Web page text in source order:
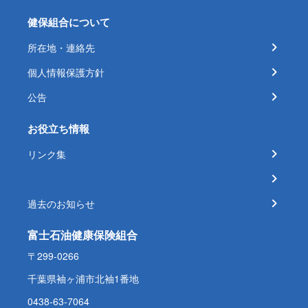
健保組合について
所在地・連絡先
個人情報保護方針
公告
お役立ち情報
リンク集
過去のお知らせ
富士石油健康保険組合
〒299-0266
千葉県袖ヶ浦市北袖1番地
0438-63-7064